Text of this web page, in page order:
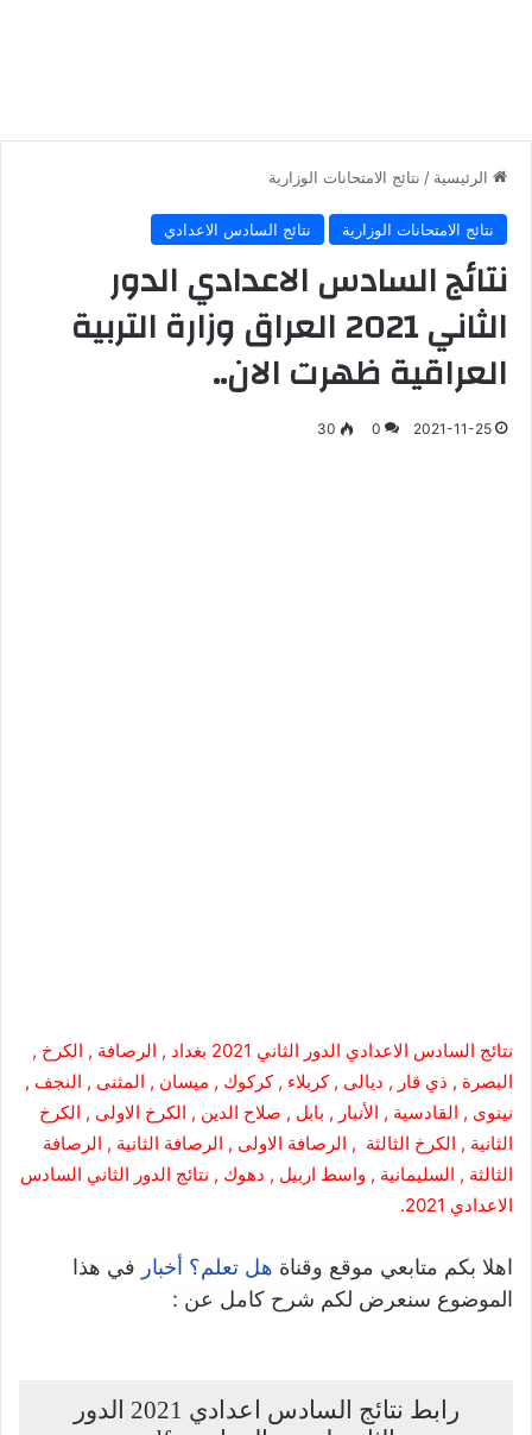
الرئيسية / نتائج الامتحانات الوزارية
نتائج الامتحانات الوزارية نتائج السادس الاعدادي
نتائج السادس الاعدادي الدور
الثاني 2021 العراق وزارة التربية
العراقية ظهرت الان..
2021-11-25
0
30
نتائج السادس الاعدادي الدور الثاني 2021
بغداد , الرصافة , الكرخ ,
البصرة , ذي قار , ديالى , كربلاء , كركوك , ميسان , المثنى , النجف ,
نينوى , القادسية , الأنبار , بابل , صلاح الدين , الكرخ الاولى , الكرخ
الثانية , الكرخ الثالثة , الرصافة الاولى , الرصافة الثانية , الرصافة
الثالثة , السليمانية , واسط اربيل , دهوك , نتائج الدور الثاني السادس
الاعدادي 2021.
اهلا بكم متابعي موقع وقناة هل تعلم؟ أخبار في هذا
الموضوع سنعرض لكم شرح كامل عن :
رابط نتائج السادس اعدادي 2021 الدور